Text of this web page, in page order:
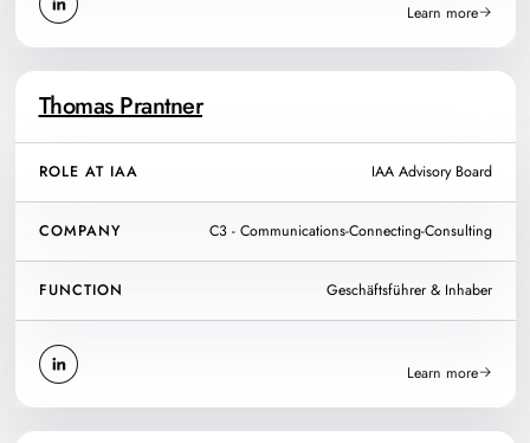
Learn more
Thomas Prantner
ROLE AT IAA IAA Advisory Board
COMPANY C3 - Communications-Connecting-Consulting
FUNCTION Geschäftsführer & Inhaber
Learn more